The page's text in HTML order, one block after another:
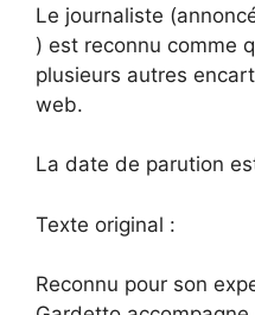
Le journaliste
) est reconnu comme
plusieurs autres
web.
La date de parution
Texte original :
Reconnu pour son